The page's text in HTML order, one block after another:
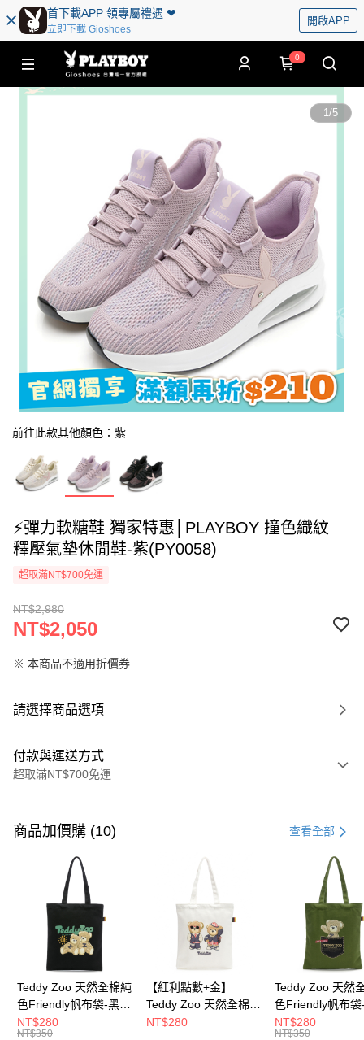
首下載APP 領專屬禮遇 ❤︎
立即下載 Gioshoes
開啟APP
0
1/5
前往此款其他顏色：紫
⚡彈力軟糖鞋 獨家特惠│PLAYBOY 撞色織紋
釋壓氣墊休閒鞋-紫(PY0058)
超取滿NT$700免運
NT$2,980
NT$2,050
※ 本商品不適用折價券
請選擇商品選項
付款與運送方式
超取滿NT$700免運
信用卡一次付款
超商取貨付款
Apple Pay
街口支付
大哥付你分期
相關說明
商品加價購 (10) 查看全部
Teddy Zoo 天然全棉純
色Friendly帆布袋-黑色
(TZB107)
NT$280
NT$350
【紅利點數+金】
Teddy Zoo 天然全棉純
色Friendly帆布袋-白色
NT$280
Teddy Zoo 天然
色Friendly帆布袋
色(TZB107)
NT$280
NT$350